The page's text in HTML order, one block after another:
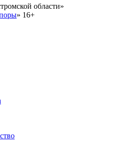
области»
» 16+